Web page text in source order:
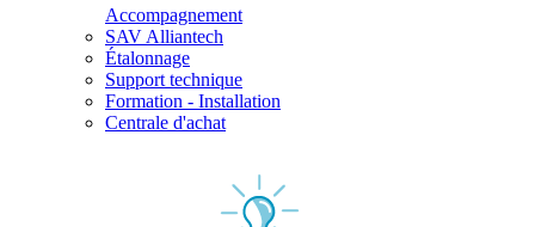
Accompagnement
SAV Alliantech
Étalonnage
Support technique
Formation - Installation
Centrale d'achat